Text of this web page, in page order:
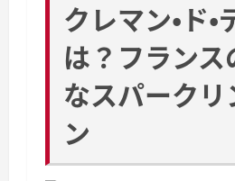
クレマン・ド
は？フランス
なスパークリ
ン